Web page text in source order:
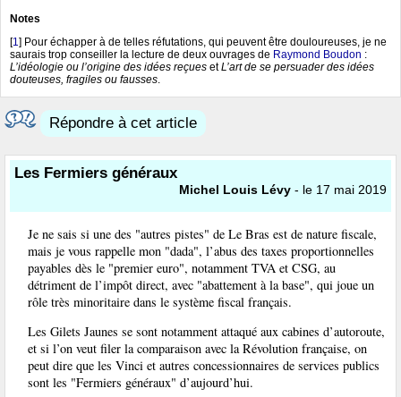
Notes
[1] Pour échapper à de telles réfutations, qui peuvent être douloureuses, je ne
saurais trop conseiller la lecture de deux ouvrages de Raymond Boudon :
L’idéologie ou l’origine des idées reçues etL’art de se persuader des idées
douteuses, fragiles ou fausses.
Répondre à cet article
Les Fermiers généraux
Michel Louis Lévy - le 17 mai 2019
Je ne sais si une des "autres pistes" de Le Bras est de nature fiscale,
mais je vous rappelle mon "dada", l’abus des taxes proportionnelles
payables dès le "premier euro", notamment TVA et CSG, au
détriment de l’impôt direct, avec "abattement à la base", qui joue un
rôle très minoritaire dans le système fiscal français.
Les Gilets Jaunes se sont notamment attaqué aux cabines d’autoroute,
et si l’on veut filer la comparaison avec la Révolution française, on
peut dire que les Vinci et autres concessionnaires de services publics
sont les "Fermiers généraux" d’aujourd’hui.